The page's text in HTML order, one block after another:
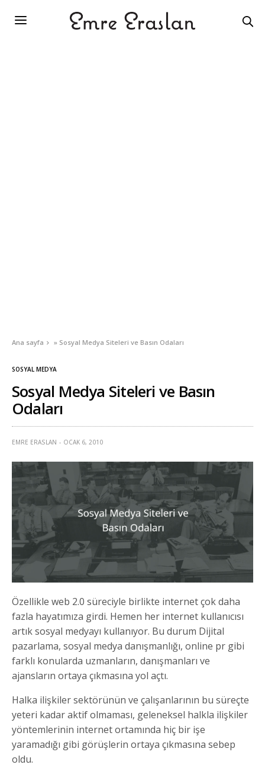
Ana sayfa » Sosyal Medya Siteleri ve Basın Odaları
SOSYAL MEDYA
Sosyal Medya Siteleri ve Basın
Odaları
EMRE ERASLAN OCAK 6, 2010
Özellikle web 2.0 süreciyle birlikte internet çok daha
fazla hayatımıza girdi. Hemen her internet kullanıcısı
artık sosyal medyayı kullanıyor. Bu durum Dijital
pazarlama, sosyal medya danışmanlığı, online pr gibi
farklı konularda uzmanların, danışmanları ve
ajansların ortaya çıkmasına yol açtı.
Halka ilişkiler sektörünün ve çalışanlarının bu süreçte
yeteri kadar aktif olmaması, geleneksel halkla ilişkiler
yöntemlerinin internet ortamında hiç bir işe
yaramadığı gibi görüşlerin ortaya çıkmasına sebep
oldu.